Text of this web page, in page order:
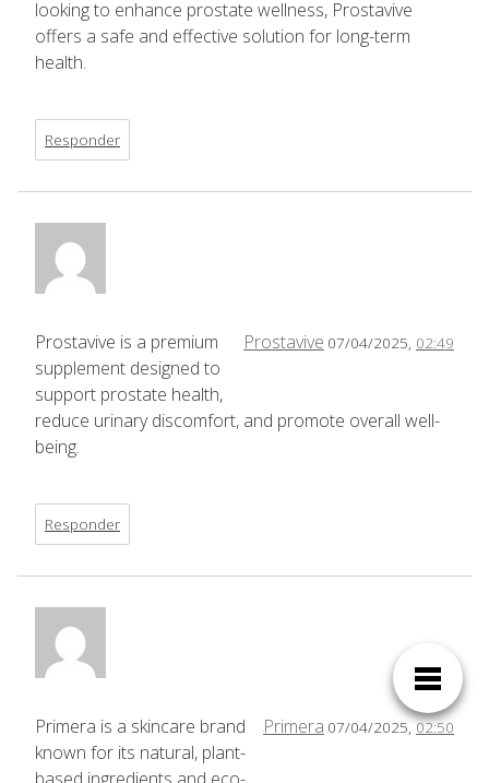
looking to enhance prostate wellness, Prostavive
offers a safe and effective solution for long-term
health.
Responder
Prostavive 07/04/2025, 02:49
Prostavive is a premium
supplement designed to
support prostate health,
reduce urinary discomfort, and promote overall well-
being.
Responder
Primera 07/04/2025,02:50
Primera is a skincare brand
known for its natural, plant-